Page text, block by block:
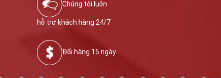
Chúng tôi luôn
hỗ trợ khách hàng 24/7
Đổi hàng 15 ngày